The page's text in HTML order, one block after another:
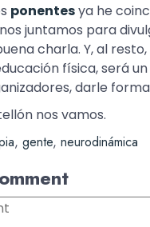
ponentesya he
juntamos para
charla. Y, al
física, será
darle
nos vamos.
, gente, neurodinámica